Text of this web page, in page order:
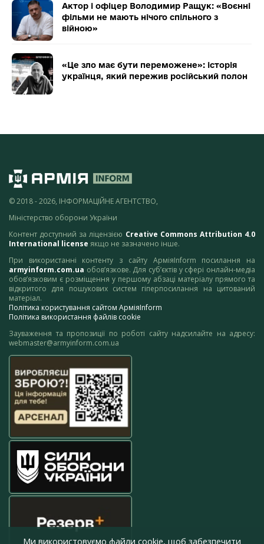
Актор і офіцер Володимир Ращук: «Воєнні
фільми не мають нічого спільного з
війною»
«Це зло має бути переможене»: історія
українця, який пережив російський полон
© 2018 - 2026, ІНФОРМАЦІЙНЕ АГЕНТСТВО,
Міністерство оборони України
Контент доступний за ліцензією Creative Commons Attribution 4.0
International license якщо не зазначено інше.
При використанні контенту з сайту АрміяInform посилання на
armyinform.com.ua обов’язкове. Для суб’єктів у сфері онлайн-медіа
обов’язковим є розміщення у першому абзаці матеріалу прямого та
відкритого для пошукових систем гіперпосилання на цитований
матеріал.
Політика користування сайтом АрміяInform
Політика використання файлів cookie
Зауваження та пропозиції по роботі сайту надсилайте на адресу:
webmaster@armyinform.com.ua
Ми використовуємо файли cookie, щоб забезпечити